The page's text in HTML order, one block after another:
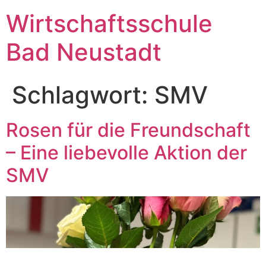
Wirtschaftsschule
Bad Neustadt
Schlagwort: SMV
Rosen für die Freundschaft
– Eine liebevolle Aktion der
SMV